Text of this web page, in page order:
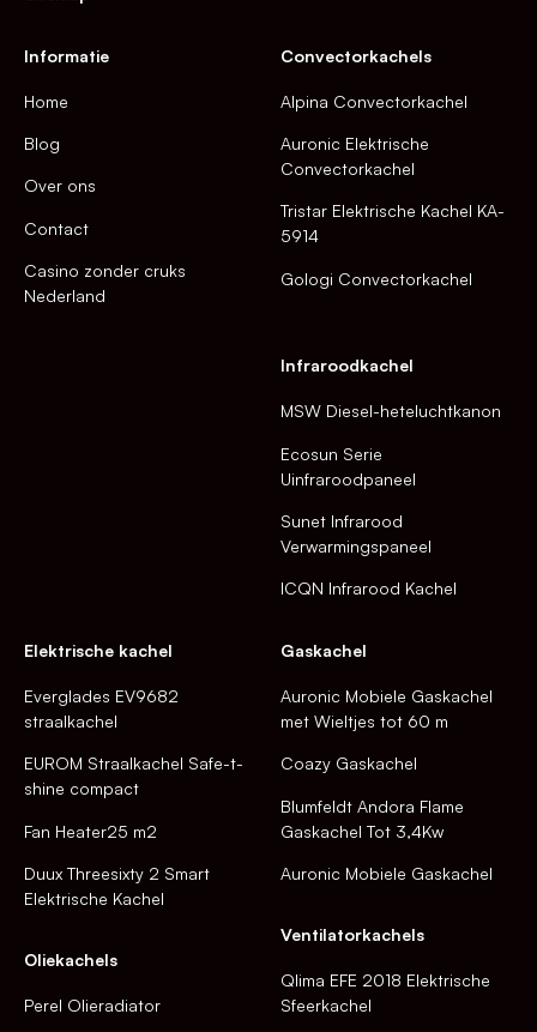
Informatie
Home
Blog
Over ons
Contact
Casino zonder cruks
Nederland
Convectorkachels
Alpina Convectorkachel
Auronic Elektrische
Convectorkachel
Tristar Elektrische Kachel KA-
5914
Gologi Convectorkachel
Infraroodkachel
MSW Diesel-heteluchtkanon
Ecosun Serie
Uinfraroodpaneel
Sunet Infrarood
Verwarmingspaneel
ICQN Infrarood Kachel
Elektrische kachel
Everglades EV9682
straalkachel
EUROM Straalkachel Safe-t-
shine compact
Fan Heater25 m2
Duux Threesixty 2 Smart
Elektrische Kachel
Oliekachels
Perel Olieradiator
Gaskachel
Auronic Mobiele Gaskachel
met Wieltjes tot 60 m
Coazy Gaskachel
Blumfeldt Andora Flame
Gaskachel Tot 3,4Kw
Auronic Mobiele Gaskachel
Ventilatorkachels
Qlima EFE 2018 Elektrische
Sfeerkachel